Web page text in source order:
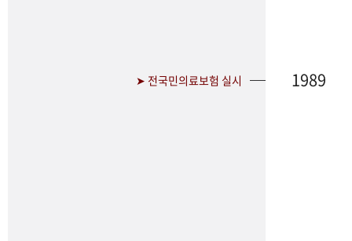
➤ 전국민의료보험 실시 1989